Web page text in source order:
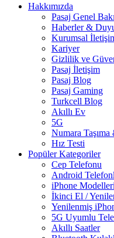
Hakkımızda
Pasaj Genel
Haberler &
Kurumsal
Kariyer
Gizlilik ve
Pasaj İletişim
Pasaj Blog
Pasaj Gaming
Turkcell Blog
Akıllı Ev
5G
Numara Taşıma
Hız Testi
Popüler Kategoriler
Cep Telefonu
Android
iPhone Modelleri
İkinci El /
Yenilenmiş
5G Uyumlu
Akıllı Saatler